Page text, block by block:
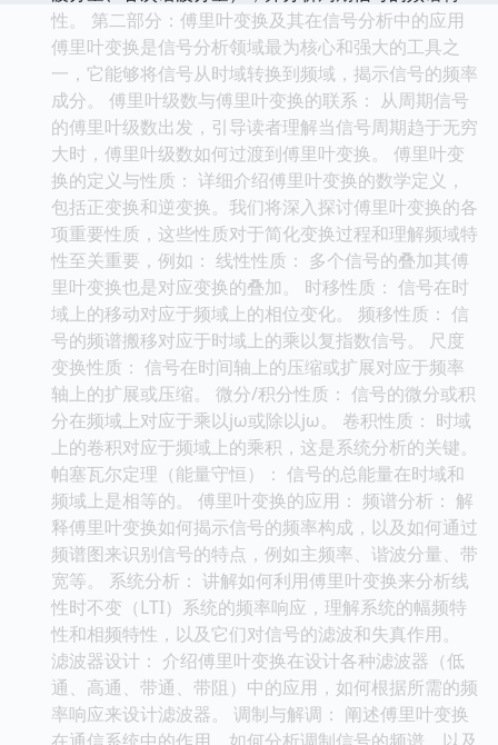
性。 第二部分：傅里叶变换及其在信号分析中的应用
傅里叶变换是信号分析领域最为核心和强大的工具之
一，它能够将信号从时域转换到频域，揭示信号的频率
成分。 傅里叶级数与傅里叶变换的联系： 从周期信号
的傅里叶级数出发，引导读者理解当信号周期趋于无穷
大时，傅里叶级数如何过渡到傅里叶变换。 傅里叶变
换的定义与性质： 详细介绍傅里叶变换的数学定义，
包括正变换和逆变换。我们将深入探讨傅里叶变换的各
项重要性质，这些性质对于简化变换过程和理解频域特
性至关重要，例如： 线性性质： 多个信号的叠加其傅
里叶变换也是对应变换的叠加。 时移性质： 信号在时
域上的移动对应于频域上的相位变化。 频移性质： 信
号的频谱搬移对应于时域上的乘以复指数信号。 尺度
变换性质： 信号在时间轴上的压缩或扩展对应于频率
轴上的扩展或压缩。 微分/积分性质： 信号的微分或积
分在频域上对应于乘以jω或除以jω。 卷积性质： 时域
上的卷积对应于频域上的乘积，这是系统分析的关键。
帕塞瓦尔定理（能量守恒）： 信号的总能量在时域和
频域上是相等的。 傅里叶变换的应用： 频谱分析： 解
释傅里叶变换如何揭示信号的频率构成，以及如何通过
频谱图来识别信号的特点，例如主频率、谐波分量、带
宽等。 系统分析： 讲解如何利用傅里叶变换来分析线
性时不变（LTI）系统的频率响应，理解系统的幅频特
性和相频特性，以及它们对信号的滤波和失真作用。
滤波器设计： 介绍傅里叶变换在设计各种滤波器（低
通、高通、带通、带阻）中的应用，如何根据所需的频
率响应来设计滤波器。 调制与解调： 阐述傅里叶变换